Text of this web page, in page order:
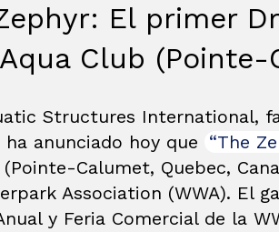
El primer
Club
Structures International,
ha anunciado hoy que “The
Calumet, Quebec,
Association (WWA). El
y Feria Comercial de la